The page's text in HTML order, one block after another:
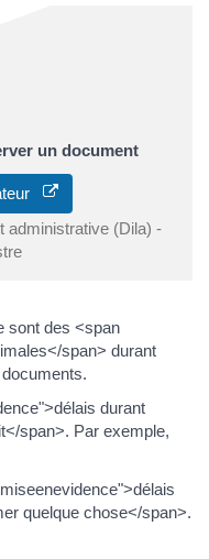
un document
administrative (Dila) -
sont des <span
span> durant
durant
span>. Par exemple,
quelque chose</span>.